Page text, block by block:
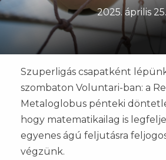
2025. április 25.
Szuperligás csapatként
szombaton Voluntari-ban: a
Metaloglobus pénteki
hogy matematikailag is
egyenes ágú feljutásra
végzünk.